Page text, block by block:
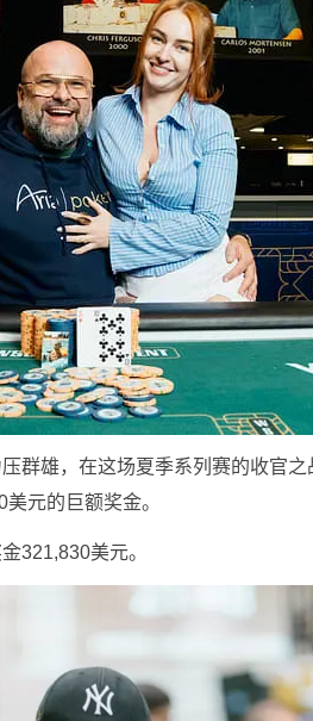
群雄，在这场夏季系列赛的收官
元的巨额奖金。
321,830美元。